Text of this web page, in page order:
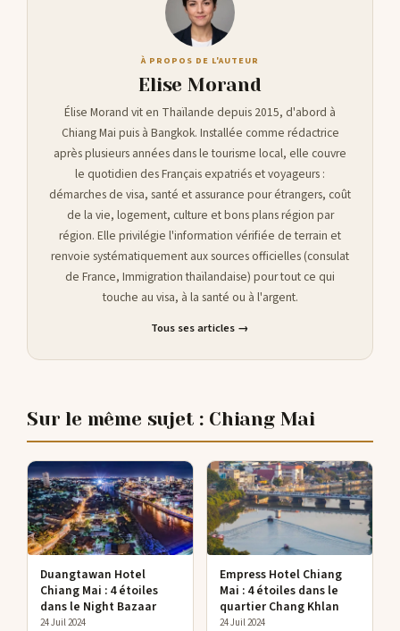
À PROPOS DE L'AUTEUR
Elise Morand
Élise Morand vit en Thaïlande depuis 2015, d'abord à
Chiang Mai puis à Bangkok. Installée comme rédactrice
après plusieurs années dans le tourisme local, elle couvre
le quotidien des Français expatriés et voyageurs :
démarches de visa, santé et assurance pour étrangers, coût
de la vie, logement, culture et bons plans région par
région. Elle privilégie l'information vérifiée de terrain et
renvoie systématiquement aux sources officielles (consulat
de France, Immigration thaïlandaise) pour tout ce qui
touche au visa, à la santé ou à l'argent.
Tous ses articles →
Sur le même sujet : Chiang Mai
Duangtawan Hotel
Chiang Mai : 4 étoiles
dans le Night Bazaar
24 Juil 2024
Empress Hotel Chiang
Mai : 4 étoiles dans le
quartier Chang Khlan
24 Juil 2024